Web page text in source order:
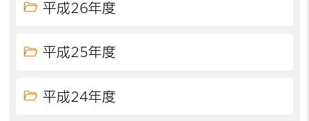
平成26年度
平成25年度
平成24年度